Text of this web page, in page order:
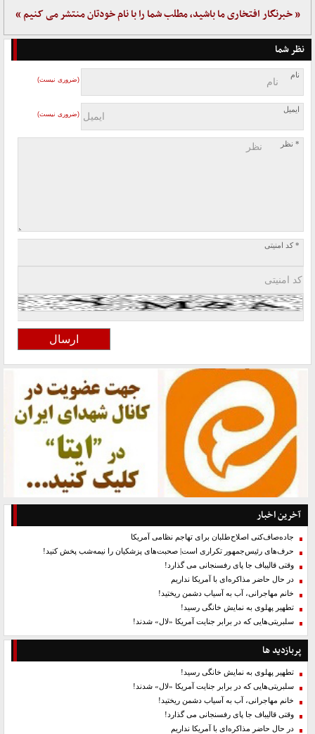
« خبرنگار افتخاری ما باشید، مطلب شما را با نام خودتان منتشر می کنیم »
نظر شما
نام
(ضروری نیست)
ایمیل
(ضروری نیست)
* نظر
* کد امنیتی
آخرین اخبار
جاده‌صاف‌کنی اصلاح‌طلبان برای تهاجم نظامی آمریکا
حرف‌های رئیس‌جمهور تکراری است| صحبت‌های پزشکیان را نیمه‌شب پخش کنید!
وقتی قالیباف جا پای رفسنجانی می گذارد!
در حال حاضر مذاکره‌ای با آمریکا نداریم
خانم مهاجرانی، آب به آسیاب دشمن ریختید!
تطهیر پهلوی به نمایش خانگی رسید!
سلبریتی‌هایی که در برابر جنایت آمریکا «لال» شدند!
پربازدید ها
تطهیر پهلوی به نمایش خانگی رسید!
سلبریتی‌هایی که در برابر جنایت آمریکا «لال» شدند!
خانم مهاجرانی، آب به آسیاب دشمن ریختید!
وقتی قالیباف جا پای رفسنجانی می گذارد!
در حال حاضر مذاکره‌ای با آمریکا نداریم